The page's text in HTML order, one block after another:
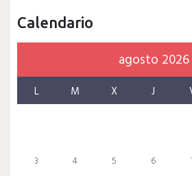
Calendario
agosto 2026
L M X J
3 4 5 6